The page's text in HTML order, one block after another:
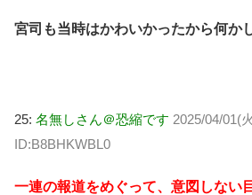
宮司も当時はかわいかったから何か
25: 名無しさん＠恐縮です 2025/04/01(
ID:B8BHKWBL0
一連の報道をめぐって、意図しない